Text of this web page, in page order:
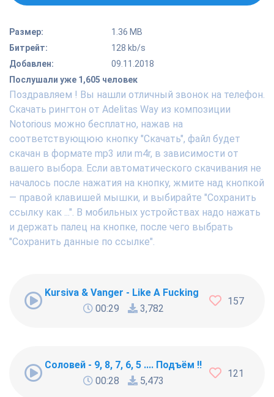
Размер:
1.36 MB
Битрейт:
128 kb/s
Добавлен:
09.11.2018
Послушали уже 1,605 человек
Поздравляем ! Вы нашли отличный звонок на телефон.
Скачать рингтон от Adelitas Way из композиции
Notorious можно бесплатно, нажав на
соответствующюю кнопку "Скачать", файл будет
скачан в формате mp3 или m4r, в зависимости от
вашего выбора. Если автоматического скачивания не
началось после нажатия на кнопку, жмите над кнопкой
— правой клавишей мышки, и выбирайте "Сохранить
ссылку как ...". В мобильных устройствах надо нажать
и держать палец на кнопке, после чего выбрать
"Сохранить данные по ссылке".
Kursiva & Vanger - Like A Fucking Newbie
00:29
3,782
157
Соловей - 9, 8, 7, 6, 5 .... Подъём !!!
00:28
5,473
121